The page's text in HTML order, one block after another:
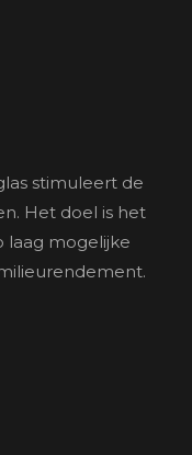
stimuleert de
Het doel is het
laag mogelijke